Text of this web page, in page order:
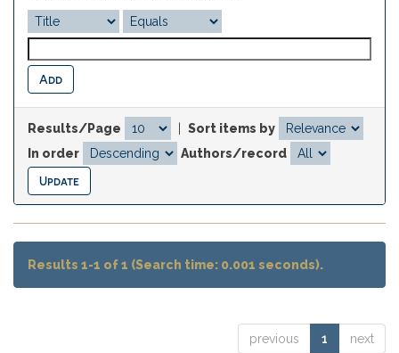
Results/Page
Sort items by
In order
Authors/record
Results 1-1 of 1 (Search time: 0.001 seconds).
previous 1 next